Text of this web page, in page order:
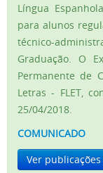
Língua
para alunos
técnico-
Graduação. O
Permanente de
Letras - FLET,
25/04/2018.
COMUNICADO
Ver